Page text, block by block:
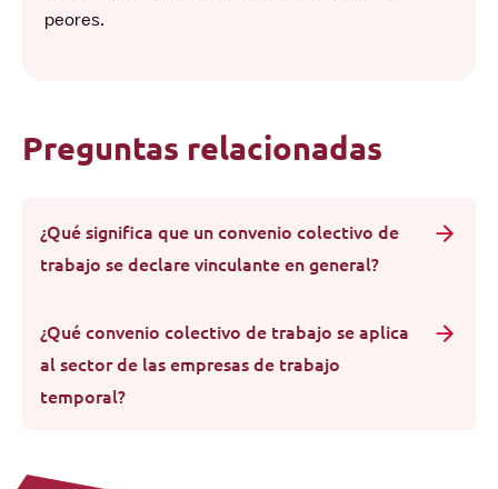
peores.
Preguntas relacionadas
¿Qué significa que un convenio colectivo de
trabajo se declare vinculante en general?
¿Qué convenio colectivo de trabajo se aplica
al sector de las empresas de trabajo
temporal?